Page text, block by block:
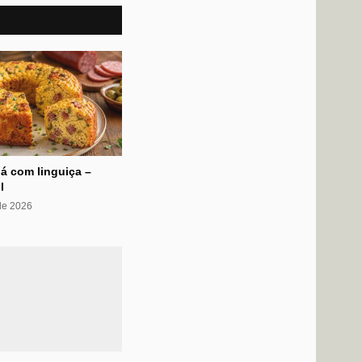
com linguiça –
2026